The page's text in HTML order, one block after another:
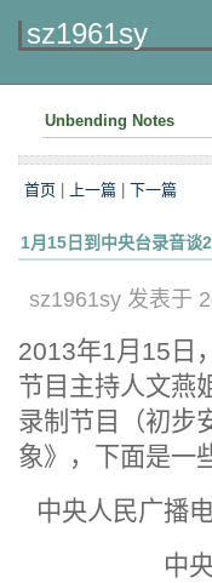
sz1961sy
Unbending Notes
首页 上一篇 下一篇
1月15日到中央台录音谈
sz1961sy 发表于
2013年1月15日
节目主持人文燕
录制节目（初步
象》，下面是一
中央人民广播
中